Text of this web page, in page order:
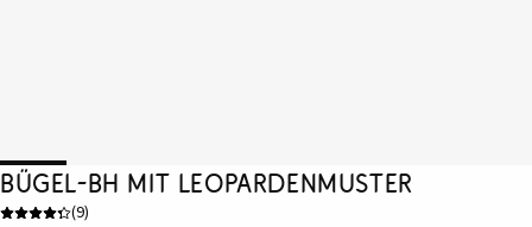
Bügel-BH mit Leopardenmuster
(9)